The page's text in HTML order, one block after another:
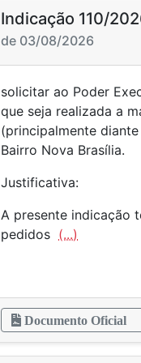
Indicação 110/
de 03/08/2026
solicitar ao Poder
que seja realizada a
(principalmente
Bairro Nova Brasília.
Justificativa:
A presente indicação
pedidos (...)
Documento Oficial